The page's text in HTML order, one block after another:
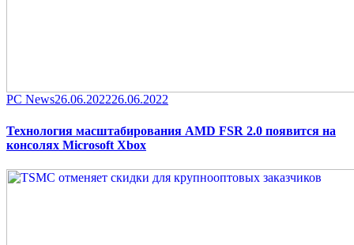
Category
PC NewsPosted
26.06.202226.06.2022
Технология масштабирования AMD FSR 2.0 появится на
консолях Microsoft Xbox